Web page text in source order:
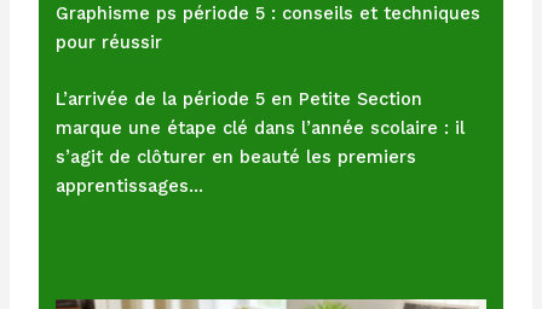
Graphisme ps période 5 : conseils et techniques
pour réussir
L’arrivée de la période 5 en Petite Section
marque une étape clé dans l’année scolaire : il
s’agit de clôturer en beauté les premiers
apprentissages…